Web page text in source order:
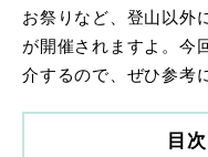
お祭りなど、登山以外
が開催されますよ。今
介するので、ぜひ参考
目次